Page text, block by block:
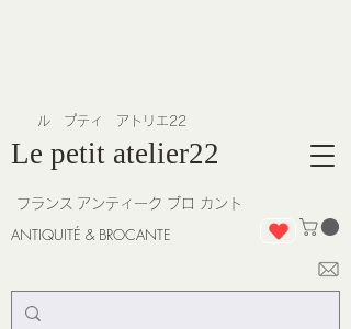
Le petit atelier22
ANTIQUITÉ & BROCANTE
アンティーク ブロ カント
​ル プティ アトリエ22
フランス